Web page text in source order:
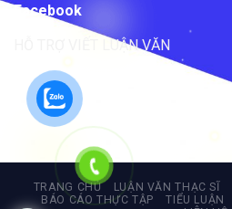
Facebook
HỖ TRỢ VIẾT LUẬN VĂN
TRANG CHỦ LUẬN VĂN THẠC SĨ
BÁO CÁO THỰC TẬP
TIỂU LUẬN